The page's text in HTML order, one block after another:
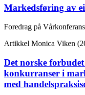
Markedsføring av
Foredrag på
Artikkel Monica Viken
Det norske
konkurranser i
med